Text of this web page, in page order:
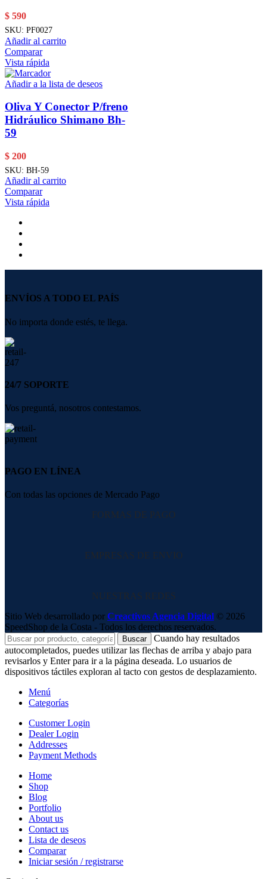
$ 590
SKU: PF0027
Añadir al carrito
Comparar
Vista rápida
Añadir a la lista de deseos
Oliva Y Conector P/freno
Hidráulico Shimano Bh-
59
$ 200
SKU: BH-59
Añadir al carrito
Comparar
Vista rápida
ENVÍOS A TODO EL PAÍS
No importa donde estés, te llega.
24/7 SOPORTE
Vos preguntá, nosotros contestamos.
PAGO EN LÍNEA
Con todas las opciones de Mercado Pago
FORMAS DE PAGO
EMPRESAS DE ENVIO
NUESTRAS REDES
Sitio Web desarrollado por Creactivos Agencia Digital © 2026
SpeedShop de la Costa - Todos los derechos reservados.
Buscar
Cuando hay resultados
autocompletados, puedes utilizar las flechas de arriba y abajo para
revisarlos y Enter para ir a la página deseada. Lo usuarios de
dispositivos táctiles exploran al tacto con gestos de desplazamiento.
Menú
Categorías
Customer Login
Dealer Login
Addresses
Payment Methods
Home
Shop
Blog
Portfolio
About us
Contact us
Lista de deseos
Comparar
Iniciar sesión / registrarse